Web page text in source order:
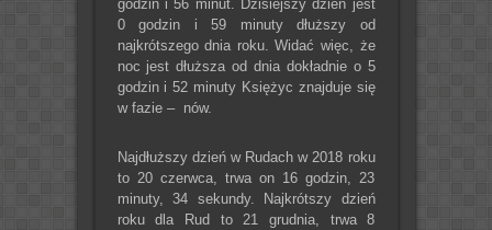
godzin i 56 minut. Dzisiejszy dzień jest
0 godzin i 59 minuty dłuższy od
najkrótszego dnia roku. Widać więc, że
noc jest dłuższa od dnia dokładnie o 5
godzin i 52 minuty Księżyc znajduje się
w fazie – nów.
Najdłuższy dzień w Rudach w 2018 roku
to 20 czerwca, trwa on 16 godzin, 23
minuty, 34 sekundy. Najkrótszy dzień
roku dla Rud to 21 grudnia, trwa 8